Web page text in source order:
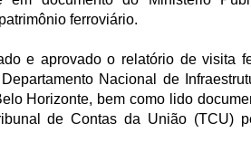
ferroviário.
e aprovado o relatório de visita
Nacional de
Horizonte, bem como lido
de Contas da União (TCU)